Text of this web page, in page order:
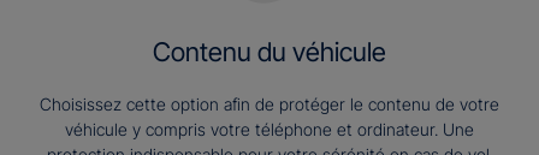
Contenu du véhicule
Choisissez cette option afin de protéger le contenu de votre
véhicule y compris votre téléphone et ordinateur. Une